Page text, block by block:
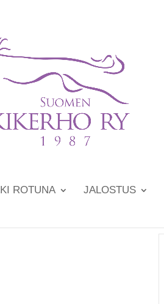
ROTUNA JALOSTUS